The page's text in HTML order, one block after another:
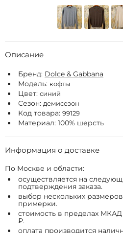
Описание
Бренд: Dolce & Gabbana
Модель: кофты
Цвет: синий
Сезон: демисезон
Код товара: 99129
Материал: 100% шерсть
Информация о доставке
По Москве и области:
осуществляется на
подтверждения заказа.
выбор нескольких
примерки.
стоимость в пределах
₽.
оплата производится